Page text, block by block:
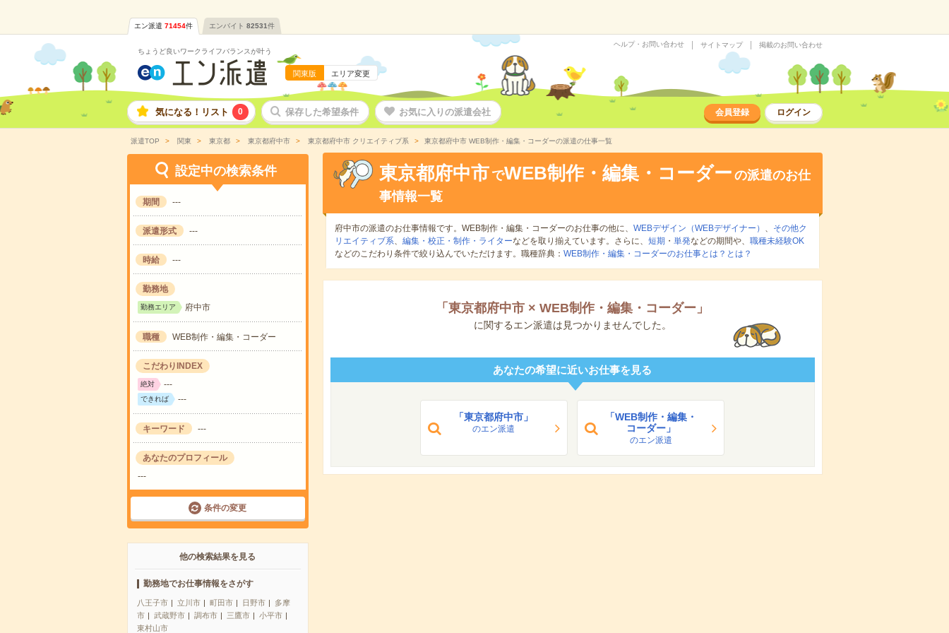
エン派遣 71454件 エンバイト 82531件
ちょうど良いワークライフバランスが叶う
関東版 エリア変更
ヘルプ・お問い合わせ サイトマップ 掲載のお問い合わせ
気になる！リスト 0 保存した希望条件 お気に入りの派遣会社 会員登録 ログイン
派遣TOP 関東 東京都 東京都府中市 東京都府中市 クリエイティブ系 東京都府中市 WEB制作・編集・コーダーの派遣の仕事一覧
設定中の検索条件
期間 ---
派遣形式 ---
時給 ---
勤務地
勤務エリア 府中市
職種 WEB制作・編集・コーダー
こだわりINDEX
絶対 ---
できれば ---
キーワード ---
あなたのプロフィール
---
条件の変更
他の検索結果を見る
勤務地でお仕事情報をさがす
八王子市 立川市 町田市 日野市
多摩
市
武蔵野市 調布市 三鷹市
小平市
東村山市
東京都府中市 でWEB制作・編集・コーダー の派遣のお仕
事情報一覧
府中市の派遣のお仕事情報です。WEB制作・編集・コーダーのお仕事の他に、 WEBデザイン（WEBデザイナー） 、
その他ク
リエイティブ系、 編集・校正・制作・ライターなどを取り揃えています。さらに、 短期 ・ 単発などの期間や、 職種未経験OK
などのこだわり条件で絞り込んでいただけます。職種辞典： WEB制作・編集・コーダーのお仕事とは？とは？
「 東京都府中市 × WEB制作・編集・コーダー 」
に関するエン派遣は見つかりませんでした。
あなたの希望に近いお仕事を見る
「東京都府中市」
のエン派遣
「WEB制作・編集・
コーダー」
のエン派遣